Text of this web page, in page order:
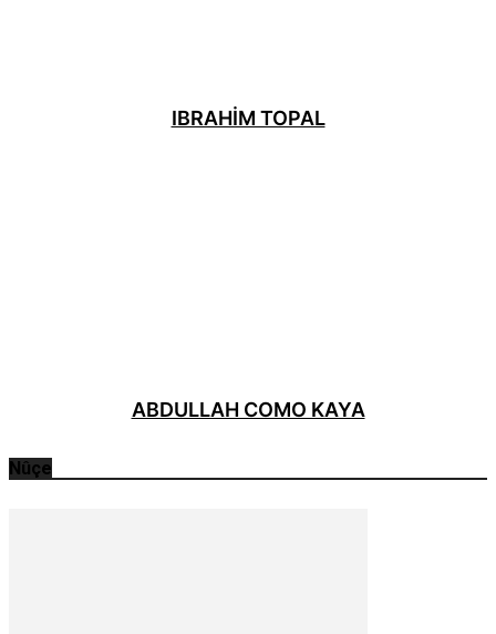
IBRAHIM TOPAL
ABDULLAH COMO KAYA
Nûçe